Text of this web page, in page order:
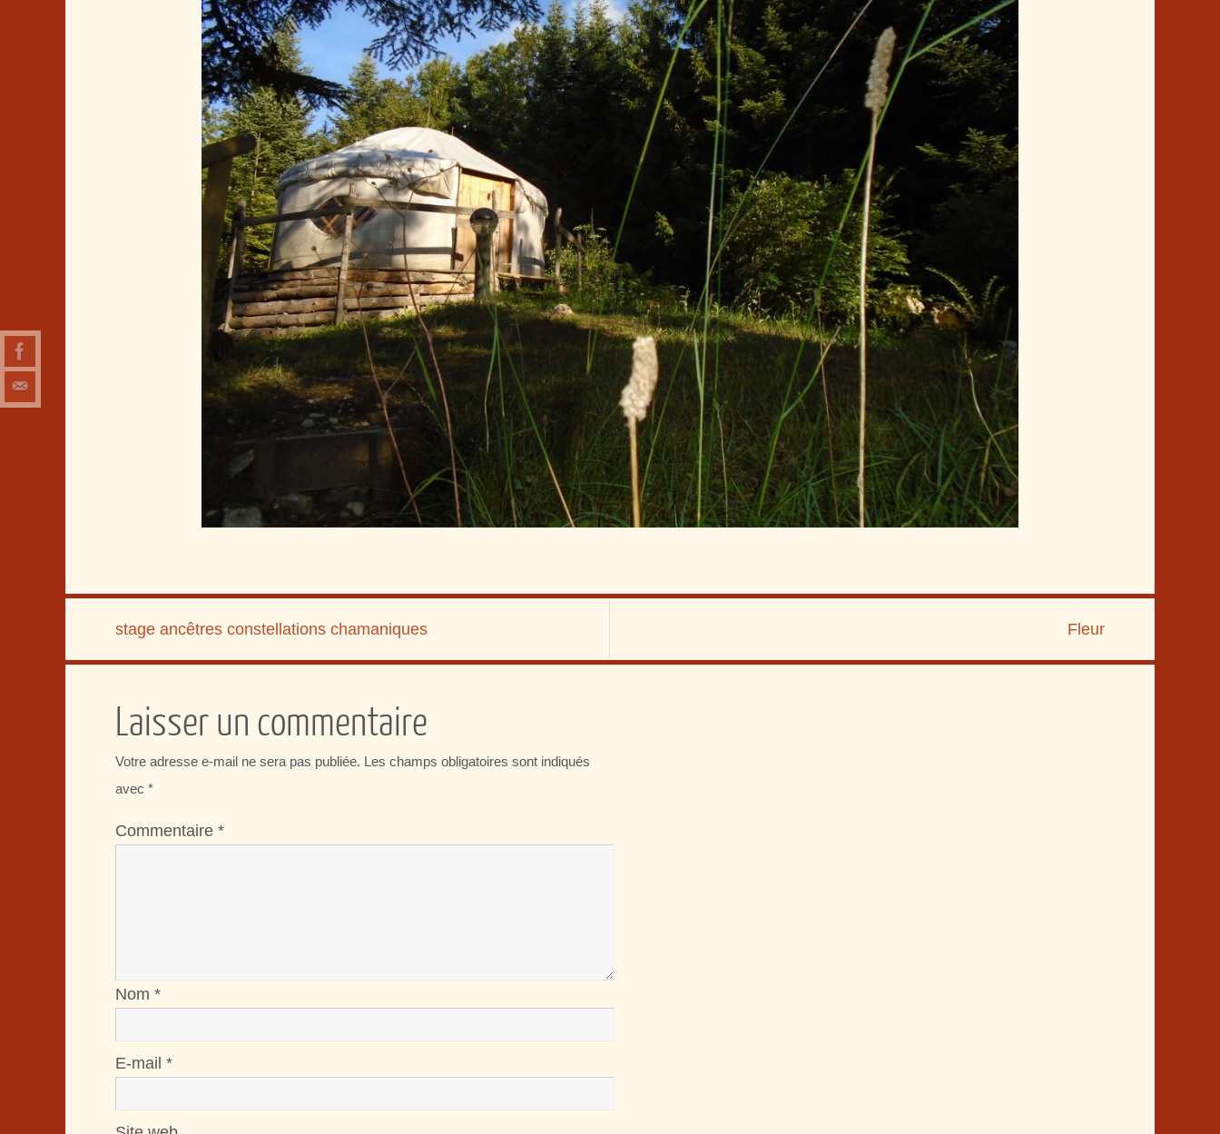
stage ancêtres constellations chamaniques Fleur
Laisser un commentaire
Votre adresse e-mail ne sera pas publiée. Les champs obligatoires sont indiqués
avec *
Commentaire *
Nom *
E-mail *